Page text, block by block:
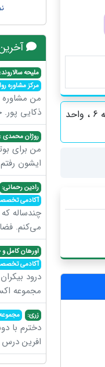
کرج ، نرسیده به میدان آزادگان ، روبروی داروخانه مریم ، مجتمع مهدی ، طبقه 6 ، واحد
ملیحه سالاروند:
مرکز مشاوره
من مشاوره
ذکایی
روژان محمدی :
من برای
ایشون
رادین رحمانی:
آکادمی
چندساله
می‌کنم.
اورهان کامل
آکادمی
درود
مجموعه
زری:
دخترم با
افرین